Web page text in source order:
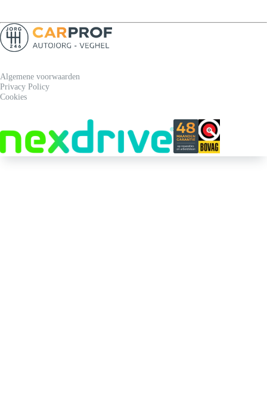
Algemene voorwaarden
Privacy Policy
Cookies